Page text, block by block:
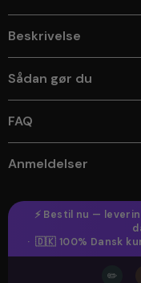
Beskrivelse
Sådan gør du
FAQ
Anmeldelser
⚡ Bestil nu —
· 🇩🇰 100% Dansk
✏️